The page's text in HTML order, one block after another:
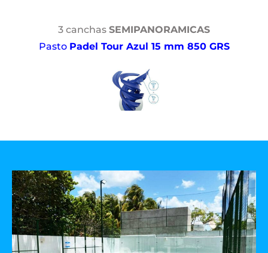
3 canchas SEMIPANORAMICAS
Pasto Padel Tour Azul 15 mm 850 GRS